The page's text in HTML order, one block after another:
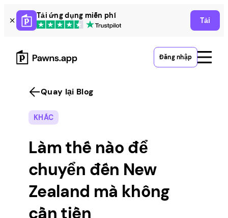
Skip
to
content
Tải ứng dụng miễn phí
Tải
Đăng nhập
Quay lại Blog
KHÁC
Làm thế nào để
chuyển đến New
Zealand mà không
cần tiền